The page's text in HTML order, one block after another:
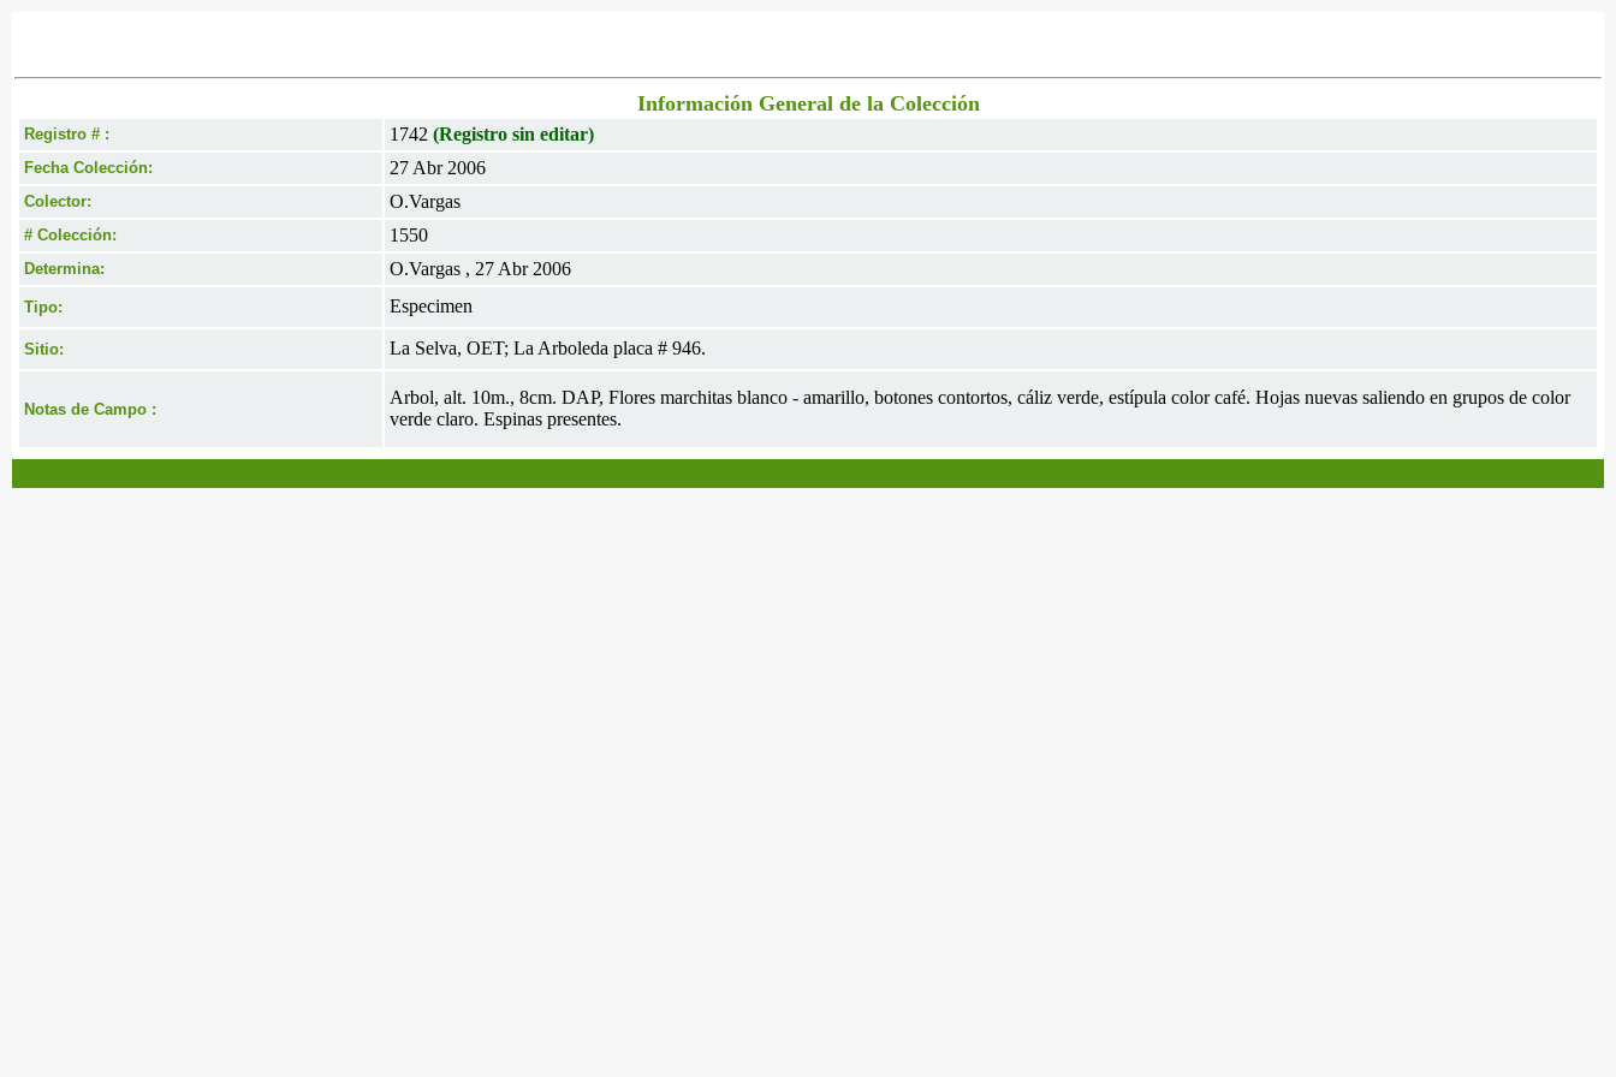
Información General de la Colección
Registro # : 1742 (Registro sin editar)
Fecha Colección: 27 Abr 2006
Colector: O.Vargas
# Colección: 1550
Determina: O.Vargas , 27 Abr 2006
Tipo: Especimen
Sitio: La Selva, OET; La Arboleda placa # 946.
Notas de Campo :
Arbol, alt. 10m., 8cm. DAP, Flores marchitas blanco - amarillo, botones contortos, cáliz verde, estípula color café. Hojas nuevas saliendo en grupos de color
verde claro. Espinas presentes.